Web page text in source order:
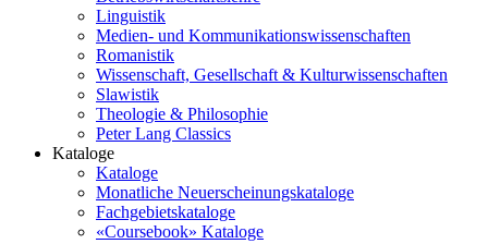
Linguistik
Medien- und Kommunikationswissenschaften
Romanistik
Wissenschaft, Gesellschaft & Kulturwissenschaften
Slawistik
Theologie & Philosophie
Peter Lang Classics
Kataloge
Kataloge
Monatliche Neuerscheinungskataloge
Fachgebietskataloge
«Coursebook» Kataloge